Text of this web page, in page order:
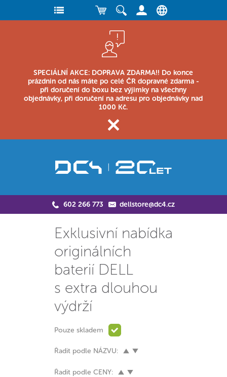
SPECIÁLNÍ AKCE: DOPRAVA ZDARMA!! Do konce
prázdnin od nás máte po celé ČR dopravné zdarma -
při doručení do boxu bez výjimky na všechny
objednávky, při doručení na adresu pro objednávky nad
1000 Kč.
602 266 773 dellstore@dc4.cz
Exklusivní nabídka
originálních
baterií DELL
s extra dlouhou
výdrží
Pouze skladem
Řadit podle NÁZVU:
Řadit podle CENY: